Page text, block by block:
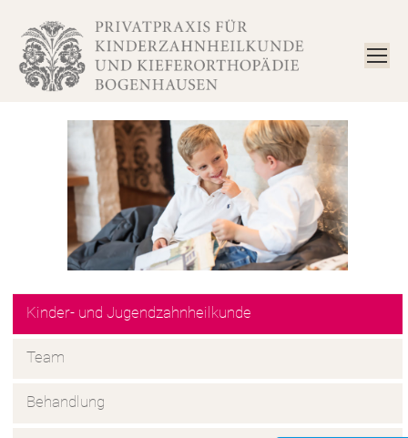
Kinder- und Jugendzahnheilkunde
Team
Behandlung